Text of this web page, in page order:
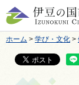
伊豆の国市
ホーム > 学び・文化 >